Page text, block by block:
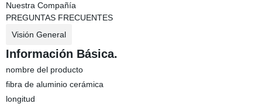
Nuestra Compañía
PREGUNTAS FRECUENTES
Visión General
Información Básica.
nombre del producto
fibra de aluminio cerámica
longitud